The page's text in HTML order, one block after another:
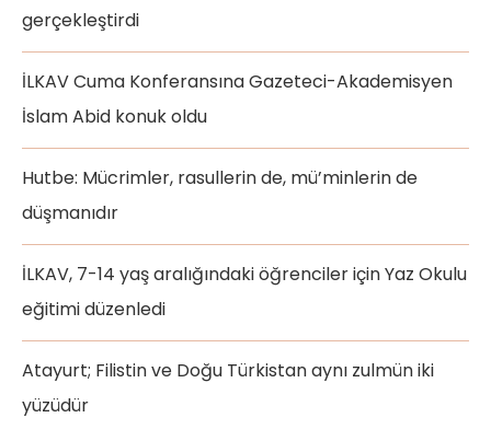
gerçekleştirdi
İLKAV Cuma Konferansına Gazeteci-Akademisyen
İslam Abid konuk oldu
Hutbe: Mücrimler, rasullerin de, mü’minlerin de
düşmanıdır
İLKAV, 7-14 yaş aralığındaki öğrenciler için Yaz Okulu
eğitimi düzenledi
Atayurt; Filistin ve Doğu Türkistan aynı zulmün iki
yüzüdür